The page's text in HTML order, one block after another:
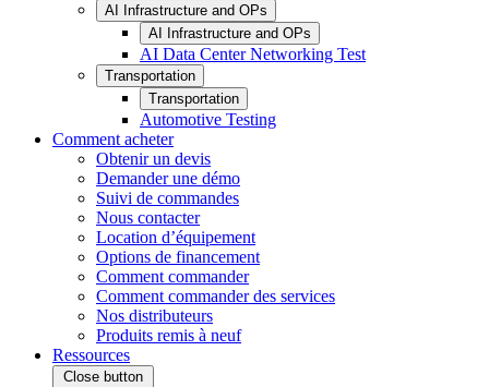
AI Infrastructure and OPs
AI Infrastructure and OPs
AI Data Center Networking Test
Transportation
Transportation
Automotive Testing
Comment acheter
Obtenir un devis
Demander une démo
Suivi de commandes
Nous contacter
Location d’équipement
Options de financement
Comment commander
Comment commander des services
Nos distributeurs
Produits remis à neuf
Ressources
Close button